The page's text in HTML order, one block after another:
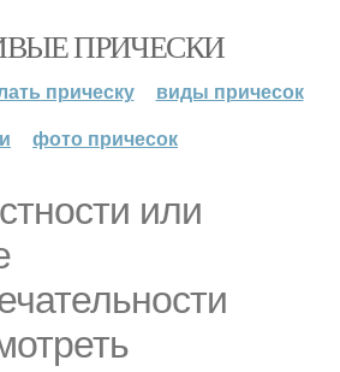
ПРИЧЕСКИ
прическу
виды причесок
фото причесок
или